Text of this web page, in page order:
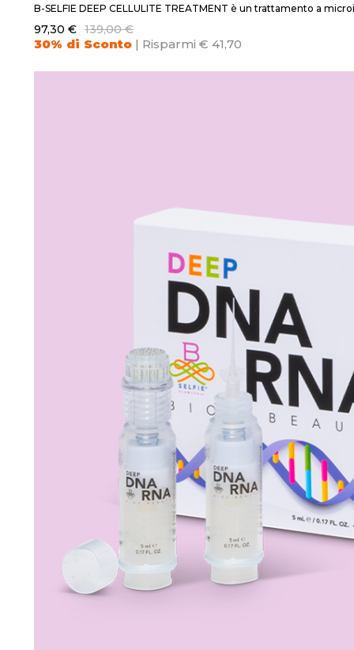
B-SELFIE DEEP CELLULITE TREATMENT è un trattamento a
97,30 € 139,00 €
30% di Sconto | Risparmi € 41,70